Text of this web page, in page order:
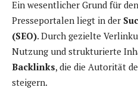
Ein wesentlicher Grund für
Presseportalen liegt in der
(SEO). Durch gezielte
Nutzung und strukturierte
Backlinks, die die Autorität
steigern.